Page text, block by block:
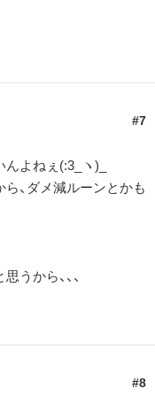
7
よねぇ(:3_ヽ)_
、ダメ減ルーンとかも
から、、、
8